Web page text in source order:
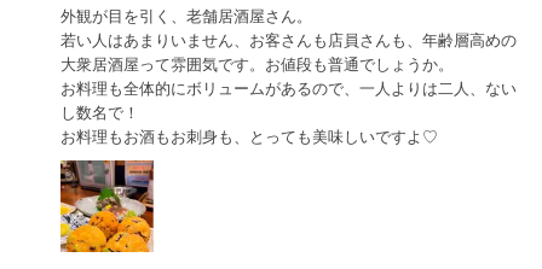
外観が目を引く、老舗居酒屋さん。
若い人はあまりいません、お客さんも店員さんも、年齢層高めの
大衆居酒屋って雰囲気です。お値段も普通でしょうか。
お料理も全体的にボリュームがあるので、一人よりは二人、ない
し数名で！
お料理もお酒もお刺身も、とっても美味しいですよ♡